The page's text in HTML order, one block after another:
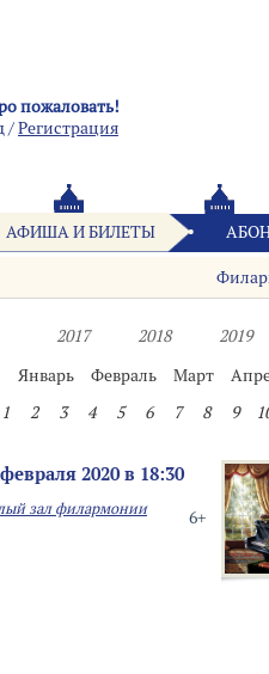
пожаловать!
/Pегистрация
АФИША И БИЛЕТЫ
2017 2018 2019
Январь
Февраль Март
1
2 3 4 5 6 7 8 9
2020 в 18:30
6+
зал филармонии